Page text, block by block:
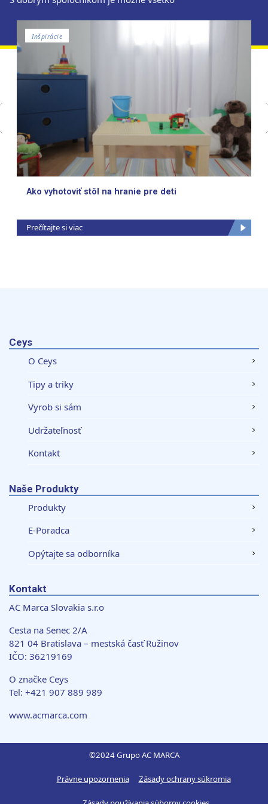
Inšpirácie
Ako vyhotoviť stôl na hranie pre deti
Prečítajte si viac
Ceys
O Ceys
Tipy a triky
Vyrob si sám
Udržateľnosť
Kontakt
Naše Produkty
Produkty
E-Poradca
Opýtajte sa odborníka
Kontakt
AC Marca Slovakia s.r.o
Cesta na Senec 2/A
821 04 Bratislava – mestská časť Ružinov
IČO: 36219169
O značke Ceys
Tel: +421 907 889 989
www.acmarca.com
©2024 Grupo AC MARCA
Právne upozornenia Zásady ochrany súkromia